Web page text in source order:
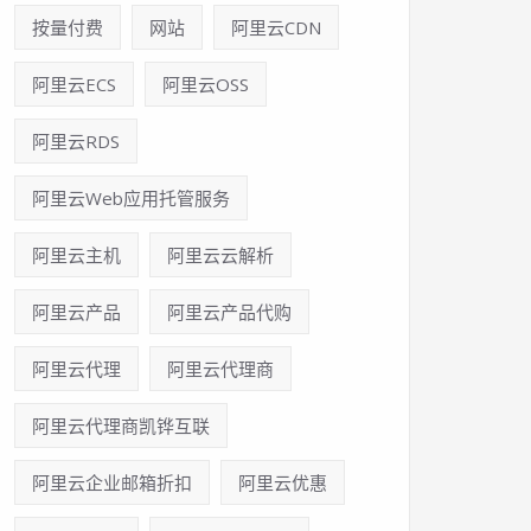
按量付费 网站 阿里云CDN
阿里云ECS 阿里云OSS
阿里云RDS
阿里云Web应用托管服务
阿里云主机 阿里云云解析
阿里云产品 阿里云产品代购
阿里云代理 阿里云代理商
阿里云代理商凯铧互联
阿里云企业邮箱折扣 阿里云优惠